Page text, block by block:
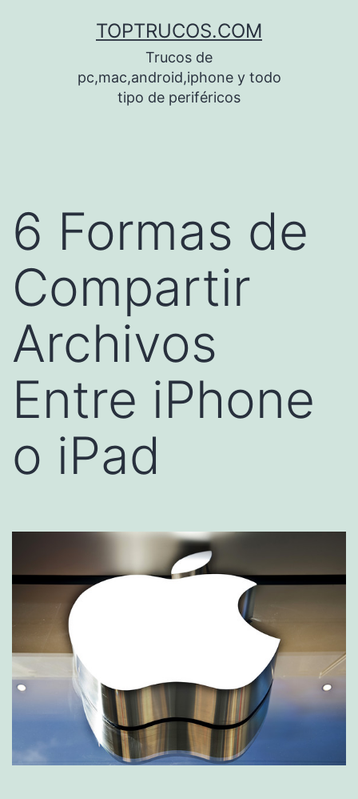
TOPTRUCOS.COM
Trucos de
pc,mac,android,iphone y todo
tipo de periféricos
6 Formas de
Compartir
Archivos
Entre iPhone
o iPad